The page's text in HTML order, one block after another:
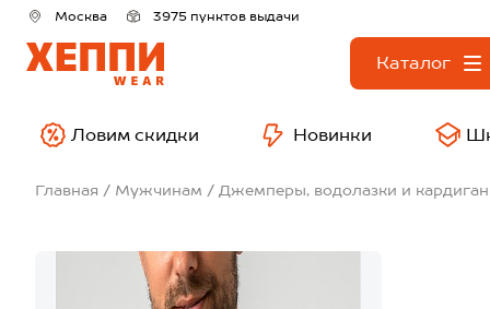
Москва 3975 пунктов выдачи
Каталог
Ловим скидки Новинки
Главная Мужчинам Джемперы, водолазки и